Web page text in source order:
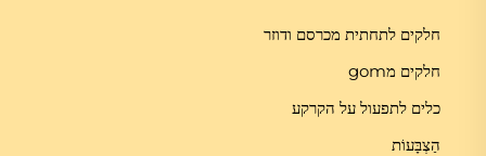
חלקים לתחתית מכרסם ודוזר
חלקים מgom
כלים לתפעול על הקרקע
הַצְבָּעוֹת